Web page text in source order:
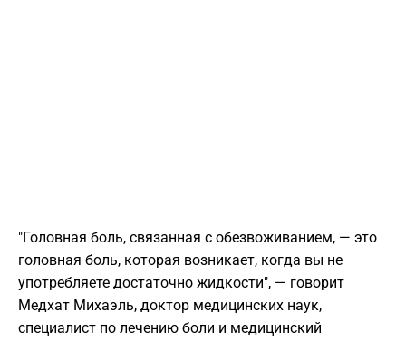
"Головная боль, связанная с обезвоживанием, — это
головная боль, которая возникает, когда вы не
употребляете достаточно жидкости", — говорит
Медхат Михаэль, доктор медицинских наук,
специалист по лечению боли и медицинский